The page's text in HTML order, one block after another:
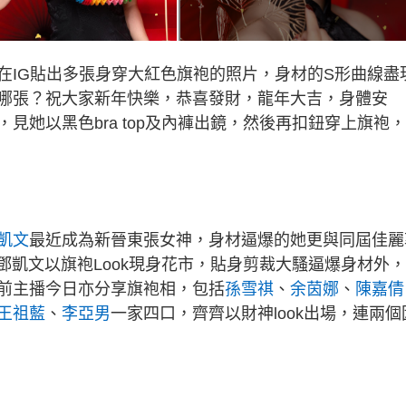
IG貼出多張身穿大紅色旗袍的照片，身材的S形曲線盡
張？祝大家新年快樂，恭喜發財，龍年大吉，身體安
見她以黑色bra top及內褲出鏡，然後再扣鈕穿上旗袍
文最近成為新晉東張女神，身材逼爆的她更與同屆佳
凱文以旗袍Look現身花市，貼身剪裁大騷逼爆身材外
主播今日亦分享旗袍相，包括孫雪祺 、 余茵娜 、 陳嘉倩
祖藍 、 李亞男一家四口，齊齊以財神look出場，連兩個